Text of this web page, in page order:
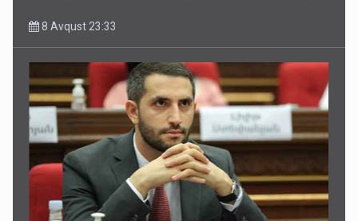
8 Avqust 23:33